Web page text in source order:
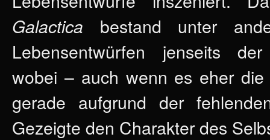
Galactica bestand unter
Lebensentwürfen jenseits der
wobei – auch wenn es eher
gerade aufgrund der
Gezeigte den Charakter des